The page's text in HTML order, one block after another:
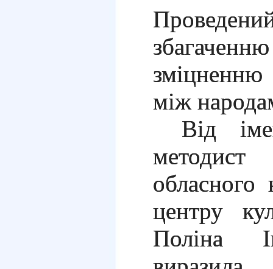
між
Від
обласного
центру
Поліна